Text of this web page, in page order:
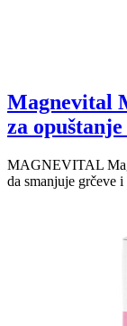
Magnevital
za
MAGNEVITAL
da smanjuje grčeve